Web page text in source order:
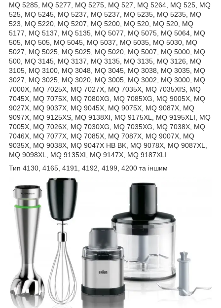
MQ 5285, MQ 5277, MQ 5275, MQ 527, MQ 5264, MQ 525, MQ
525, MQ 5245, MQ 5237, MQ 5237, MQ 5235, MQ 5235, MQ
523, MQ 5220, MQ 5207, MQ 5200, MQ 520, MQ 520, MQ
5177, MQ 5137, MQ 5135, MQ 5077, MQ 5075, MQ 5064, MQ
505, MQ 505, MQ 5045, MQ 5037, MQ 5035, MQ 5030, MQ
5027, MQ 5025, MQ 5025, MQ 5020, MQ 5007, MQ 5000, MQ
500, MQ 3145, MQ 3137, MQ 3135, MQ 3135, MQ 3126, MQ
3105, MQ 3100, MQ 3048, MQ 3045, MQ 3038, MQ 3035, MQ
3027, MQ 3025, MQ 3020, MQ 3005, MQ 3002, MQ 3000, MQ
7000X, MQ 7025X, MQ 7027X, MQ 7035X, MQ 7035XIS, MQ
7045X, MQ 7075X, MQ 7080XG, MQ 7085XG, MQ 9005X, MQ
9027X, MQ 9037X, MQ 9045X, MQ 9075X, MQ 9087X, MQ
9097X, MQ 9125XS, MQ 9138XI, MQ 9175XL, MQ 9195XLI, MQ
7005X, MQ 7026X, MQ 7030XG, MQ 7035XG, MQ 7038X, MQ
7046X, MQ 7077X, MQ 7085X, MQ 7087X, MQ 9007X, MQ
9035X, MQ 9038X, MQ 9047X HB BK, MQ 9078X, MQ 9087XL,
MQ 9098XL, MQ 9135XI, MQ 9147X, MQ 9187XLI
Тип 4130, 4165, 4191, 4192, 4199, 4200 та іншим